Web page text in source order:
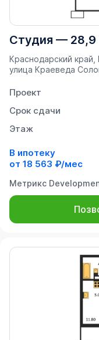
Студия — 28,9
Краснодарский край,
улица Краеведа
Проект
Срок сдачи
Этаж
В ипотеку
от 18 563 ₽/мес
Метрикс